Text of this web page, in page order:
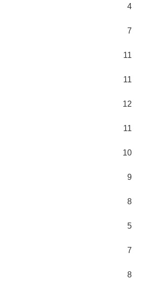
4
7
11
11
12
11
10
9
8
5
7
8